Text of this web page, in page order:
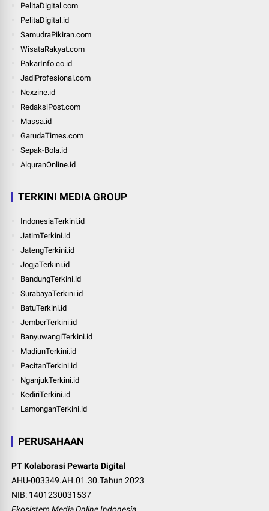
PelitaDigital.com
PelitaDigital.id
SamudraPikiran.com
WisataRakyat.com
PakarInfo.co.id
JadiProfesional.com
Nexzine.id
RedaksiPost.com
Massa.id
GarudaTimes.com
Sepak-Bola.id
AlquranOnline.id
TERKINI MEDIA GROUP
IndonesiaTerkini.id
JatimTerkini.id
JatengTerkini.id
JogjaTerkini.id
BandungTerkini.id
SurabayaTerkini.id
BatuTerkini.id
JemberTerkini.id
BanyuwangiTerkini.id
MadiunTerkini.id
PacitanTerkini.id
NganjukTerkini.id
KediriTerkini.id
LamonganTerkini.id
PERUSAHAAN
PT Kolaborasi Pewarta Digital
AHU-003349.AH.01.30.Tahun 2023
NIB: 1401230031537